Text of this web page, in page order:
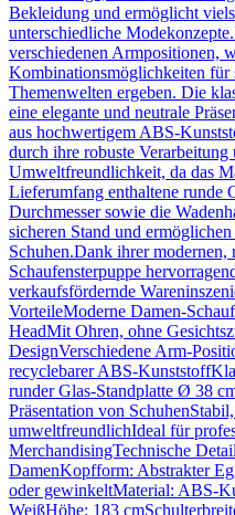
Bekleidung und ermöglicht
unterschiedliche
verschiedenen Armpositionen,
Kombinationsmöglichkeiten für
Themenwelten ergeben. Die
eine elegante und neutrale
aus hochwertigem ABS-
durch ihre robuste
Umweltfreundlichkeit, da das
Lieferumfang enthaltene runde
Durchmesser sowie die
sicheren Stand und
Schuhen.Dank ihrer
Schaufensterpuppe
verkaufsfördernde
VorteileModerne Damen-
HeadMit Ohren, ohne
DesignVerschiedene Arm-
recyclebarer ABS-
runder Glas-Standplatte Ø 38
Präsentation von
umweltfreundlichIdeal für
MerchandisingTechnische
DamenKopfform: Abstrakter
oder gewinkeltMaterial: ABS-
WeißHöhe: 183